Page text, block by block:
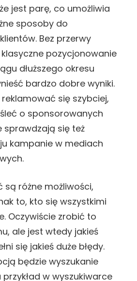
jest parę, co umożliwia
sposoby do
Bez przerwy
pozycjonowanie
dłuższego okresu
bardzo dobre wyniki.
się szybciej,
o sponsorowanych
sprawdzają się też
kampanie w mediach
są różne możliwości,
to, kto się wszystkimi
Oczywiście zrobić to
ale jest wtedy jakieś
się jakieś duże błędy.
będzie wyszukanie
w wyszukiwarce